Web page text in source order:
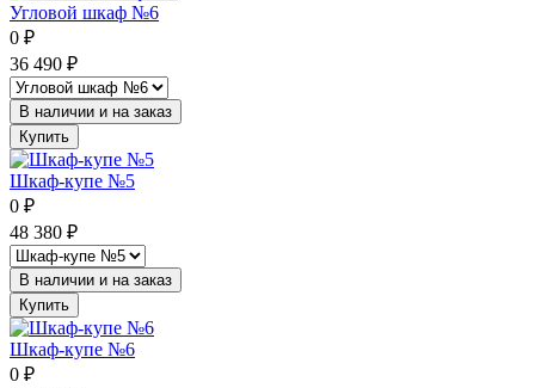
Угловой шкаф №6
0 ₽
36 490 ₽
В наличии и на заказ
Купить
Шкаф-купе №5
0 ₽
48 380 ₽
В наличии и на заказ
Купить
Шкаф-купе №6
0 ₽